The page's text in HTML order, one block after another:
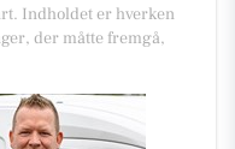
Indholdet er hverken
der måtte fremgå,